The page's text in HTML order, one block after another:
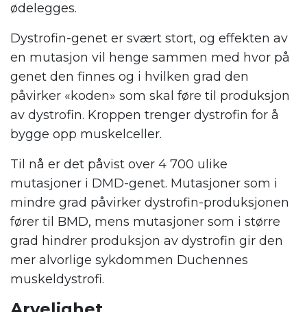
ødelegges.
Dystrofin-genet er svært stort, og effekten av
en mutasjon vil henge sammen med hvor på
genet den finnes og i hvilken grad den
påvirker «koden» som skal føre til produksjon
av dystrofin. Kroppen trenger dystrofin for å
bygge opp muskelceller.
Til nå er det påvist over 4 700 ulike
mutasjoner i DMD-genet. Mutasjoner som i
mindre grad påvirker dystrofin-produksjonen
fører til BMD, mens mutasjoner som i større
grad hindrer produksjon av dystrofin gir den
mer alvorlige sykdommen Duchennes
muskeldystrofi.